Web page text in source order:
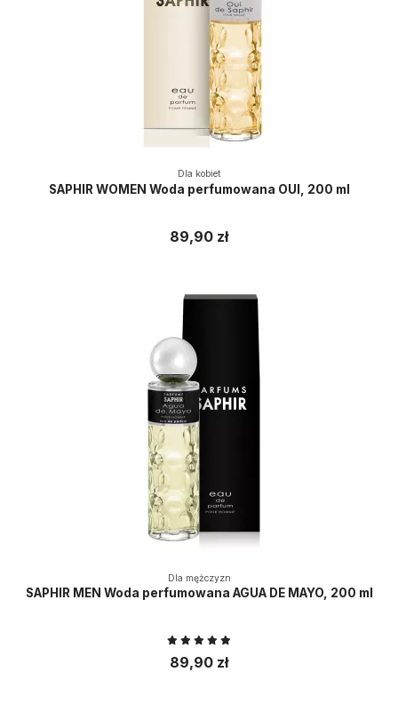
Dla kobiet
SAPHIR WOMEN Woda perfumowana OUI, 200 ml
89,90 zł
Dla mężczyzn
SAPHIR MEN Woda perfumowana AGUA DE MAYO, 200 ml
89,90 zł